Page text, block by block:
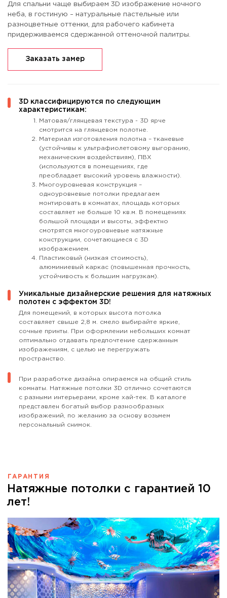
Для спальни чаще выбираем 3D изображение ночного
неба, в гостиную – натуральные пастельные или
разноцветные оттенки, для рабочего кабинета
придерживаемся сдержанной оттеночной палитры.
Заказать замер
3D классифицируются по следующим
характеристикам:
Матовая/глянцевая текстура - 3D ярче
смотрится на глянцевом полотне.
Материал изготовления полотна – тканевые
(устойчивы к ультрафиолетовому выгоранию,
механическим воздействиям), ПВХ
(используются в помещениях, где
преобладает высокий уровень влажности).
Многоуровневая конструкция –
одноуровневые потолки предлагаем
монтировать в комнатах, площадь которых
составляет не больше 10 кв.м. В помещениях
большой площади и высоты, эффектно
смотрятся многоуровневые натяжные
конструкции, сочетающиеся с 3D
изображением.
Пластиковый (низкая стоимость),
алюминиевый каркас (повышенная прочность,
устойчивость к большим нагрузкам).
Уникальные дизайнерские решения для натяжных
полотен с эффектом 3D!
Для помещений, в которых высота потолка
составляет свыше 2,8 м. смело выбирайте яркие,
сочные принты. При оформлении небольших комнат
оптимально отдавать предпочтение сдержанным
изображениям, с целью не перегружать
пространство.
При разработке дизайна опираемся на общий стиль
комнаты. Натяжные потолки 3D отлично сочетаются
с разными интерьерами, кроме хай-тек. В каталоге
представлен богатый выбор разнообразных
изображений, по желанию за основу возьмем
персональный снимок.
ГАРАНТИЯ
Натяжные потолки с гарантией 10
лет!